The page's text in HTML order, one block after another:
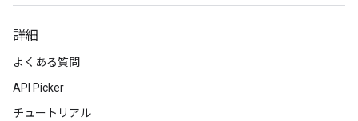
詳細
よくある質問
API Picker
チュートリアル